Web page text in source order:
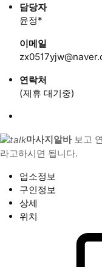
담당자
윤정*
이메일
연락처
(제휴 대기중)
마사지알바보고
라고하시면 됩니다.
업소정보
구인정보
상세
위치